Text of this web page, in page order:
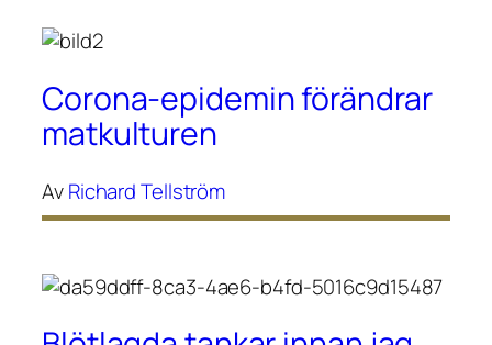
Corona-epidemin förändrar
matkulturen
AvRichard Tellström